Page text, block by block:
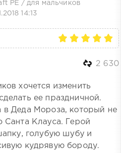
PE / для мальчиков
14:13
2 630
хочется изменить
ее праздничной.
в Деда Мороза, который не
Санта Клауса. Герой
голубую шубу и
кудрявую бороду.